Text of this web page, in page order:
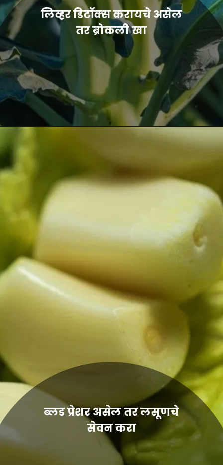
लिव्हर डिटॉक्स करायचे असेल
ब्लड प्रेशर असेल तर लसूणचे
सेवन करा